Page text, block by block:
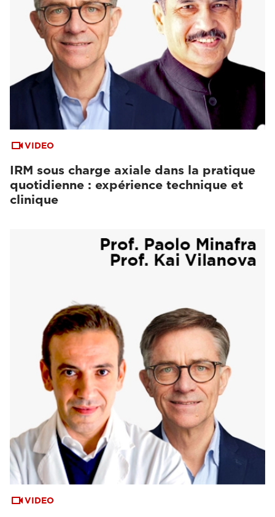
VIDEO
IRM sous charge axiale dans la pratique
quotidienne : expérience technique et
clinique
VIDEO